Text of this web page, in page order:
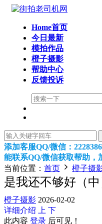
Home首页
今日最新
模拍作品
橙子摄影
帮助中心
反馈投诉
添加客服QQ/微信：
能联系QQ/微信获取帮助，
当前位置： 首页 橙子摄
是我还不够好（中
橙子摄影 2026-02-02
详细介绍
上 下
此内容 登录 后可见！